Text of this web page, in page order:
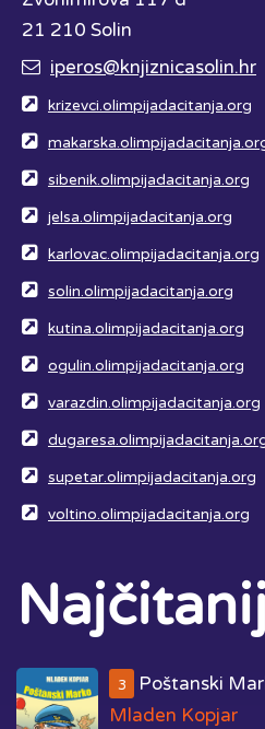
21 210 Solin
iperos@knjiznicasolin.hr
krizevci.olimpijadacitanja.org
sibenik.olimpijadacitanja.org
jelsa.olimpijadacitanja.org
karlovac.olimpijadacitanja.org
solin.olimpijadacitanja.org
kutina.olimpijadacitanja.org
ogulin.olimpijadacitanja.org
varazdin.olimpijadacitanja.org
supetar.olimpijadacitanja.org
voltino.olimpijadacitanja.org
3
Poštanski
Mladen Kopjar